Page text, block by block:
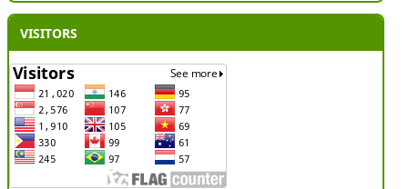
VISITORS